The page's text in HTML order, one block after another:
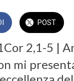
POST
2,1-5 |
mi